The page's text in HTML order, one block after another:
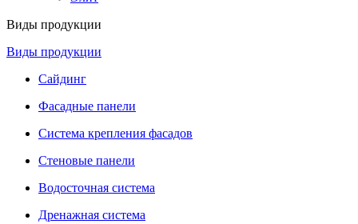
Виды продукции
Виды продукции
Сайдинг
Фасадные панели
Система крепления фасадов
Стеновые панели
Водосточная система
Дренажная система